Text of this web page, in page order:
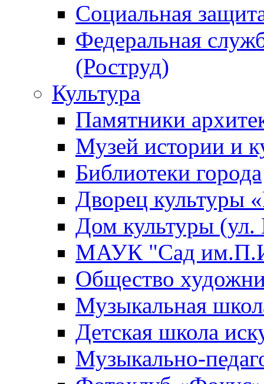
Социальная
Федеральная
(Роструд)
Культура
Памятники
Музей истории и
Библиотеки города
Дворец культуры
Дом культуры (ул.
МАУК "Сад
Общество
Музыкальная
Детская школа
Музыкально-